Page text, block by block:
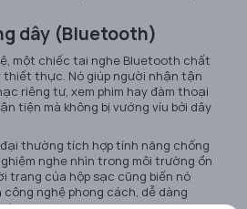
dây (Bluetooth)
một chiếc tai nghe Bluetooth chất
thiết thực. Nó giúp người nhận tận
riêng tư, xem phim hay đàm thoại
tiện mà không bị vướng víu bởi dây
thường tích hợp tính năng chống
nghe nhìn trong môi trường ồn
trang của hộp sạc cũng biến nó
nghệ phong cách, dễ dàng